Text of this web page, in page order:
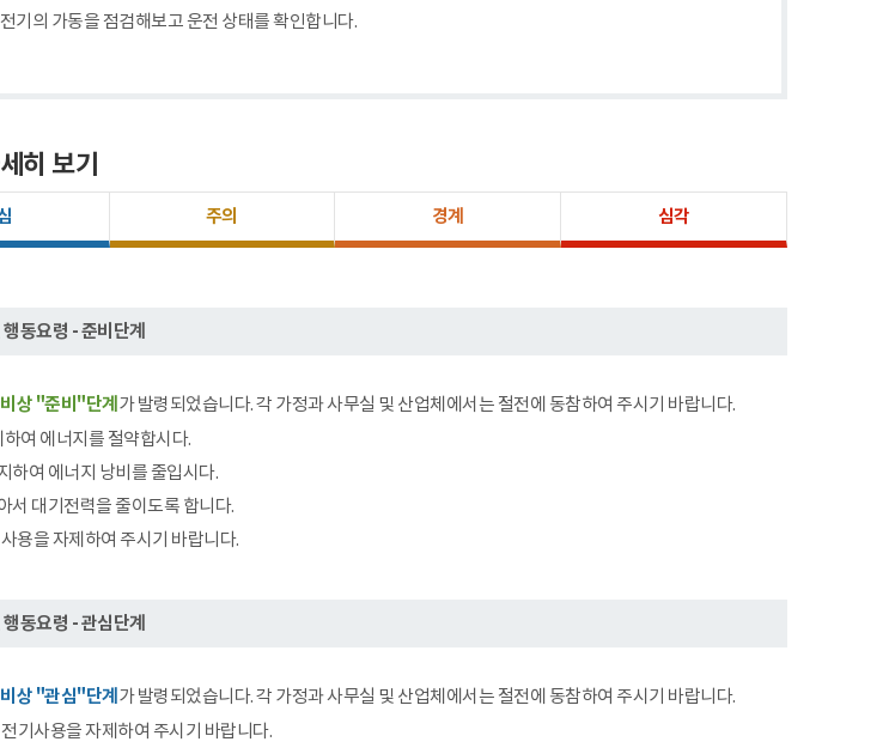
기의 가동을 점검해보고 운전 상태를 확인합니다.
히 보기
주의 경계 심각
동요령 - 준비단계
상 "준비"단계가 발령되었습니다. 각 가정과 사무실 및 산업체에서는 절전에 동참하여 주시기 바랍니다.
여 에너지를 절약합시다.
하여 에너지 낭비를 줄입시다.
서 대기전력을 줄이도록 합니다.
용을 자제하여 주시기 바랍니다.
동요령 - 관심단계
상 "관심"단계가 발령되었습니다. 각 가정과 사무실 및 산업체에서는 절전에 동참하여 주시기 바랍니다.
기사용을 자제하여 주시기 바랍니다.